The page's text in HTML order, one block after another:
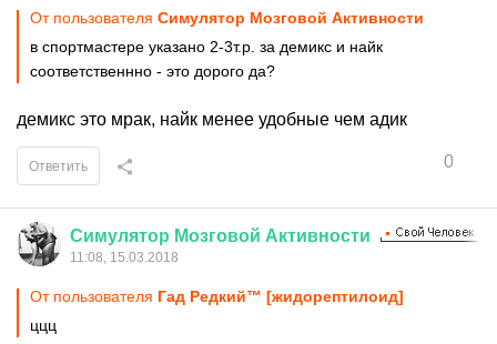
От пользователя Симулятор Мозговой Активности
в спортмастере указано 2-3т.р. за демикс и найк
соответственнно - это дорого да?
демикс это мрак, найк менее удобные чем адик
0
Ответить
Симулятор Мозговой Активности
11:08, 15.03.2018
От пользователя Гaд Рeдкий™ [жидорептилoид]
ццц